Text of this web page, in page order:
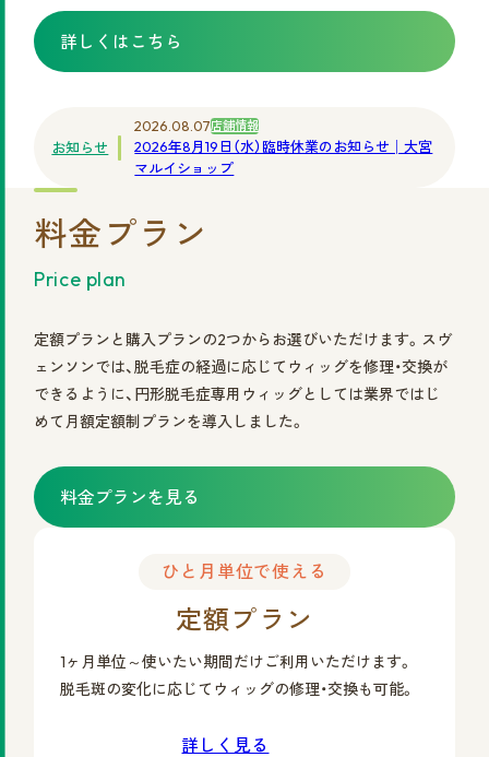
詳しくはこちら
お知らせ
2026.08.07店舗情報
2026年8月19日（水）臨時休業のお知らせ│大宮
マルイショップ
料金プラン
Price plan
定額プランと購入プランの2つからお選びいただけます。スヴ
ェンソンでは、脱毛症の経過に応じてウィッグを修理・交換が
できるように、円形脱毛症専用ウィッグとしては業界ではじ
めて月額定額制プランを導入しました。
料金プランを見る
ひと月単位で使える
定額プラン
1ヶ月単位～使いたい期間だけご利用いただけます。
脱毛斑の変化に応じてウィッグの修理・交換も可能。
詳しく見る